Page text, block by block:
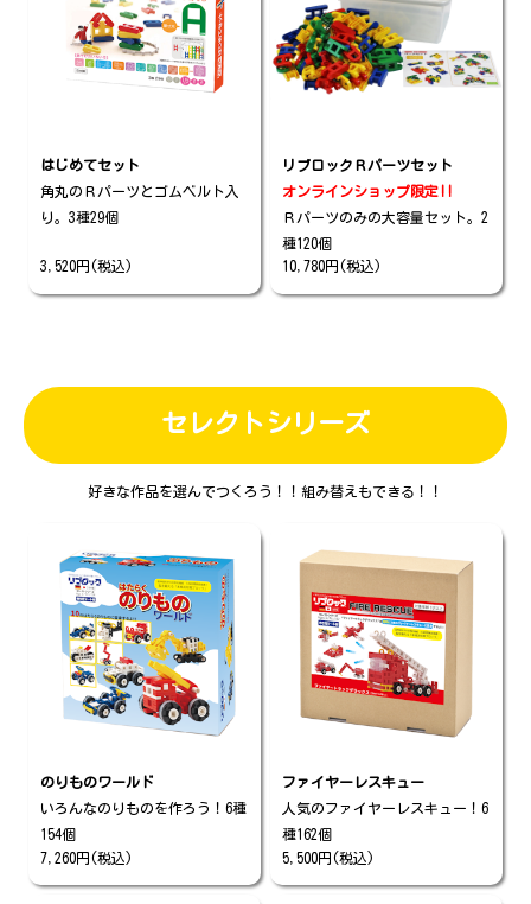
はじめてセット
角丸のＲパーツとゴムベルト入
り。3種29個
3,520円(税込)
リブロックＲパーツセット
オンラインショップ限定!!
Ｒパーツのみの大容量セット。2
種120個
10,780円(税込)
セレクトシリーズ
好きな作品を選んでつくろう！！組み替えもできる！！
のりものワールド
いろんなのりものを作ろう！6種
154個
7,260円(税込)
ファイヤーレスキュー
人気のファイヤーレスキュー！6
種162個
5,500円(税込)